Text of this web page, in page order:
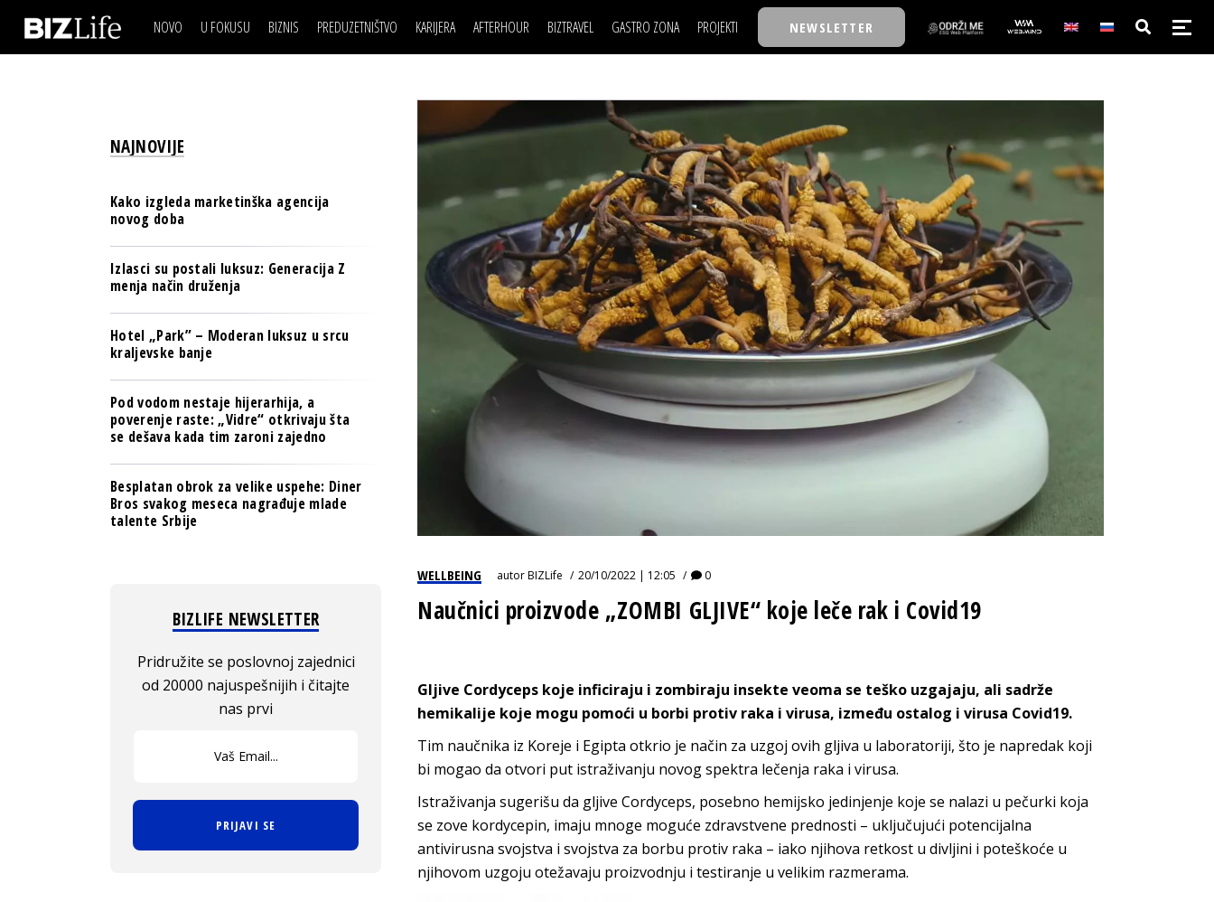
NOVO U FOKUSU BIZNIS
BREND I KOMUNIKACIJE
BANKE
OSIGURANJE
TECH I AI
BIZNIS & SPORT
PULS REGIONA
NOVO NA RAFU
PREDUZETNIŠTVO KARIJERA
LJUDI (HR)
MOJ UGAO
KNOW-HOW
AFTERHOUR
KNJIGE
WELLBEING
BIZTRAVEL GASTRO ZONA PROJEKTI
30 ISPOD 30
BACK TO OFFICE/SCHOOL
BIZBENDOVI
BIZKOLEGIJUM
BMW BIZNIS LIGA
BIZLIFE WEEK
IZJAVA GODINE
NEWSLETTER
IZJAVA DANABIZNIS SCENA
BREND I KOMUNIKACIJE
OSIGURANJE
POSAO
MOJ UGAO
USAVRŠAVANJE
FILM I SCENA
AUTO SVET
STIL
NAJKOLEGA
30 ISPOD 30
BACK TO OFFICE/SCHOOL
BIZBENDOVI
BIZKOLEGIJUM
BMW BIZNIS LIGA
BIZLIFE WEEK
IZJAVA GODINE
WELLBEING autorBIZLife 20/10/2022 | 12:05 0
Naučnici proizvode „ZOMBI GLJIVE“ koje leče rak i Covid19
Gljive Cordyceps koje inficiraju i zombiraju insekte veoma se teško uzgajaju, ali sadrže
hemikalije koje mogu pomoći u borbi protiv raka i virusa, između ostalog i virusa Covid19.
Tim naučnika iz Koreje i Egipta otkrio je način za uzgoj ovih gljiva u laboratoriji, što je napredak koji
bi mogao da otvori put istraživanju novog spektra lečenja raka i virusa.
Istraživanja sugerišu da gljive Cordyceps, posebno hemijsko jedinjenje koje se nalazi u pečurki koja
se zove kordycepin, imaju mnoge moguće zdravstvene prednosti – uključujući potencijalna
antivirusna svojstva i svojstva za borbu protiv raka – iako njihova retkost u divljini i poteškoće u
njihovom uzgoju otežavaju proizvodnju i testiranje u velikim razmerama.
NAJNOVIJE
Kako izgleda marketinška agencija
novog doba
Izlasci su postali luksuz: Generacija Z
menja način druženja
Hotel „Park” – Moderan luksuz u srcu
kraljevske banje
Pod vodom nestaje hijerarhija, a
poverenje raste: „Vidre“ otkrivaju šta
se dešava kada tim zaroni zajedno
Besplatan obrok za velike uspehe: Diner
Bros svakog meseca nagrađuje mlade
talente Srbije
BIZLIFE NEWSLETTER
Pridružite se poslovnoj zajednici
od 20000 najuspešnijih i čitajte
nas prvi
PRIJAVI SE